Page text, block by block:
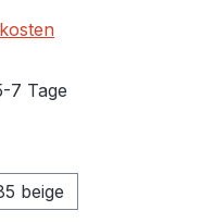
7 Tage
beige